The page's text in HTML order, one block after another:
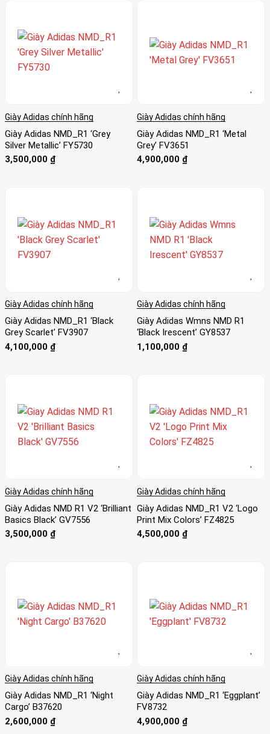
Giày Adidas chính hãng
Giày Adidas NMD_R1 ‘Grey
Silver Metallic’ FY5730
3,500,000 ₫
Giày Adidas chính hãng
Giày Adidas NMD_R1 ‘Metal
Grey’ FV3651
4,900,000 ₫
Giày Adidas chính hãng
Giày Adidas NMD_R1 ‘Black
Grey Scarlet’ FV3907
4,100,000 ₫
Giày Adidas chính hãng
Giày Adidas Wmns NMD R1
‘Black Irescent’ GY8537
1,100,000 ₫
Giày Adidas chính hãng
Giày Adidas NMD R1 V2 ‘Brilliant
Basics Black’ GV7556
3,500,000 ₫
Giày Adidas chính hãng
Giày Adidas NMD_R1 V2 ‘Logo
Print Mix Colors’ FZ4825
4,500,000 ₫
Giày Adidas chính hãng
Giày Adidas NMD_R1 ‘Night
Cargo’ B37620
2,600,000 ₫
Giày Adidas chính hãng
Giày Adidas NMD_R1 ‘Eggplant’
FV8732
4,900,000 ₫